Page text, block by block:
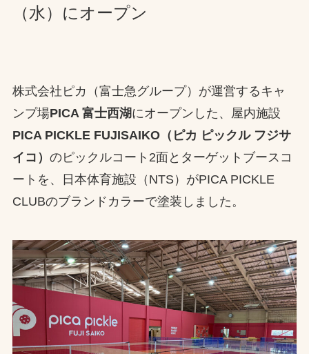
会社概要
お問合せ
お取引先の皆様へ
プライバシーポリシー
ソーシャルメディアポリシー
文字の見えづらさや操作にお困りの方へ
（水）にオープン
株式会社ピカ（富士急グループ）が運営するキャ
ンプ場PICA 富士西湖にオープンした、屋内施設
PICA PICKLE FUJISAIKO（ピカ ピックル フジサ
イコ） のピックルコート2面とターゲットブースコ
ートを、日本体育施設（NTS）がPICA PICKLE
CLUBのブランドカラーで塗装しました。